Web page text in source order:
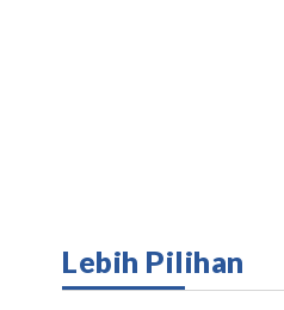
Lebih Pilihan